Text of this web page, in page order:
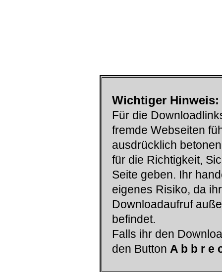
Wichtiger Hinweis:
Für die
fremde Webseiten
ausdrücklich
für die Richtigkeit,
Seite geben. Ihr
eigenes Risiko, da
Downloadaufruf
befindet.
Falls ihr den
den Button A b b r e